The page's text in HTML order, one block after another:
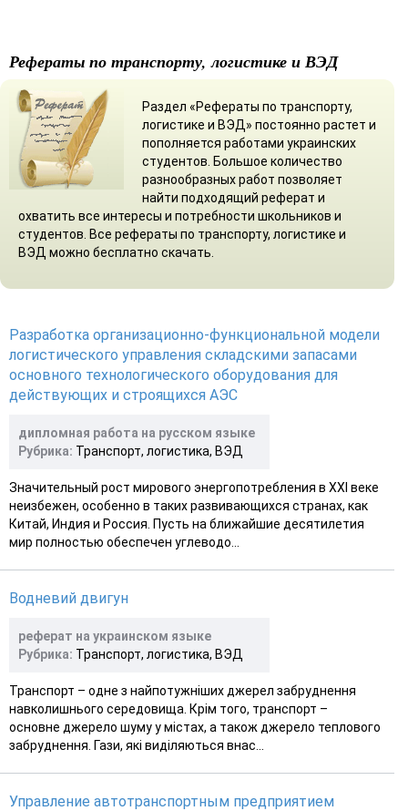
Рефераты по транспорту, логистике и ВЭД
Раздел «Рефераты по транспорту,
логистике и ВЭД» постоянно растет и
пополняется работами украинских
студентов. Большое количество
разнообразных работ позволяет
найти подходящий реферат и
охватить все интересы и потребности школьников и
студентов. Все рефераты по транспорту, логистике и
ВЭД можно бесплатно скачать.
Разработка организационно-функциональной модели
логистического управления складскими запасами
основного технологического оборудования для
действующих и строящихся АЭС
дипломная работа на русском языке
Рубрика: Транспорт, логистика, ВЭД
Значительный рост мирового энергопотребления в XXI веке
неизбежен, особенно в таких развивающихся странах, как
Китай, Индия и Россия. Пусть на ближайшие десятилетия
мир полностью обеспечен углеводо...
Водневий двигун
реферат на украинском языке
Рубрика: Транспорт, логистика, ВЭД
Транспорт – одне з найпотужніших джерел забруднення
навколишнього середовища. Крім того, транспорт –
основне джерело шуму у містах, а також джерело теплового
забруднення. Гази, які виділяються внас...
Управление автотранспортным предприятием